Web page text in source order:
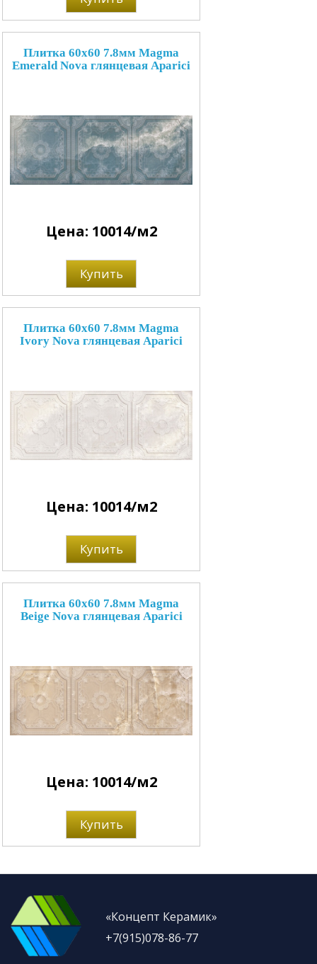
Плитка 60x60 7.8мм Magma
Emerald Nova глянцевая Aparici
Цена: 10014/м2
Купить
Плитка 60x60 7.8мм Magma
Ivory Nova глянцевая Aparici
Цена: 10014/м2
Купить
Плитка 60x60 7.8мм Magma
Beige Nova глянцевая Aparici
Цена: 10014/м2
Купить
«Концепт Керамик»
+7(915)078-86-77